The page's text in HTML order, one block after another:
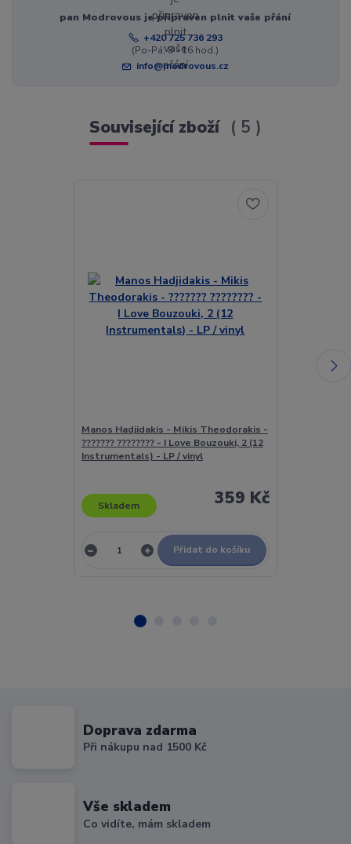
pan Modrovous je připraven plnit vaše přání
+420 725 736 293
(Po-Pá, 8 - 16 hod.)
info@modrovous.cz
Související zboží 5
Manos Hadjidakis - Mikis Theodorakis -
??????? ???????? - I Love Bouzouki, 2 (12
Instrumentals) - LP / vinyl
359 Kč
Skladem
Přidat do košíku
Doprava zdarma
Při nákupu nad 1500 Kč
Vše skladem
Co vidíte, mám skladem